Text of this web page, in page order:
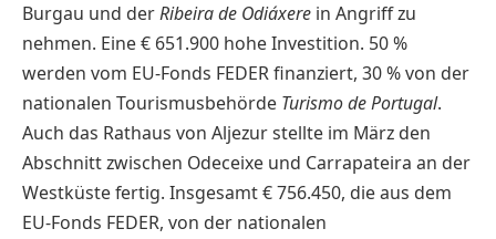
Burgau und derRibeira de Odiáxere in Angriff zu
nehmen. Eine € 651.900 hohe Investition. 50 %
werden vom EU-Fonds FEDER finanziert, 30 % von der
nationalen Tourismusbehörde Turismo de Portugal.
Auch das Rathaus von Aljezur stellte im März den
Abschnitt zwischen Odeceixe und Carrapateira an der
Westküste fertig. Insgesamt € 756.450, die aus dem
EU-Fonds FEDER, von der nationalen